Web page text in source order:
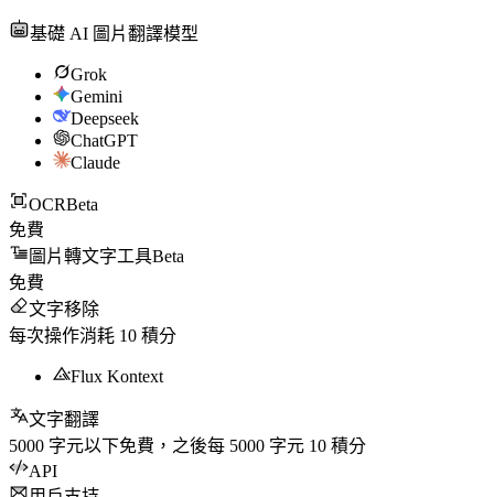
基礎 AI 圖片翻譯模型
Grok
Gemini
Deepseek
ChatGPT
Claude
OCRBeta
免費
圖片轉文字工具Beta
免費
文字移除
每次操作消耗 10 積分
Flux Kontext
文字翻譯
5000 字元以下免費，之後每 5000 字元 10 積分
API